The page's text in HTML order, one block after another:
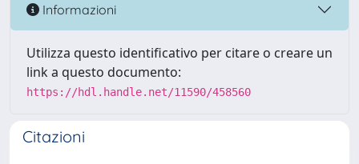
Informazioni
Utilizza questo identificativo per citare o creare un
link a questo documento:
https://hdl.handle.net/11590/458560
Citazioni